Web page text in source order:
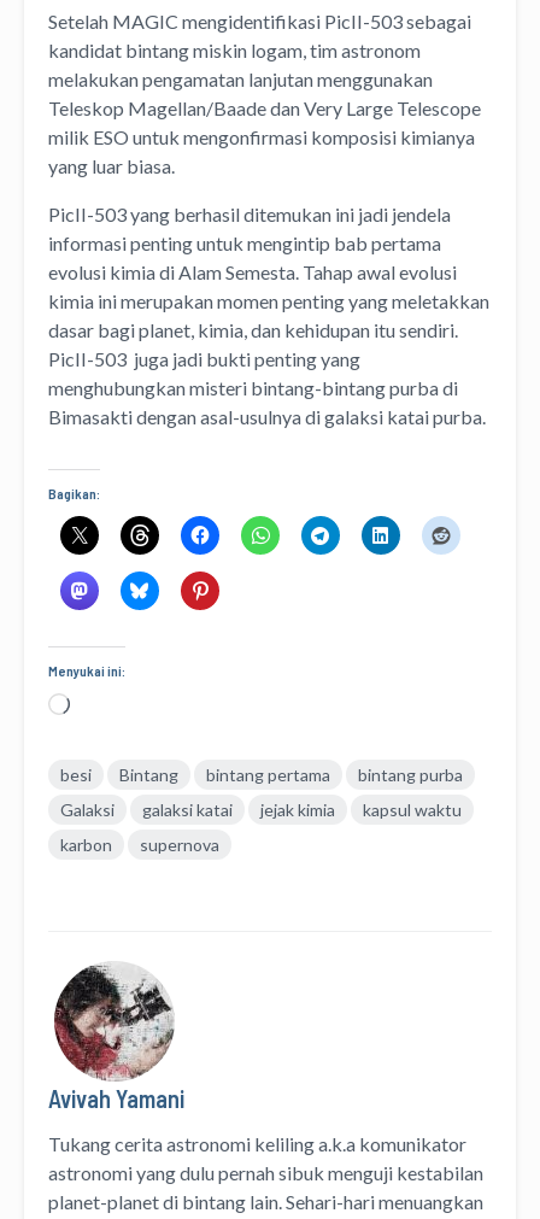
Setelah MAGIC mengidentifikasi PicII-503 sebagai
kandidat bintang miskin logam, tim astronom
melakukan pengamatan lanjutan menggunakan
Teleskop Magellan/Baade dan Very Large Telescope
milik ESO untuk mengonfirmasi komposisi kimianya
yang luar biasa.
PicII-503 yang berhasil ditemukan ini jadi jendela
informasi penting untuk mengintip bab pertama
evolusi kimia di Alam Semesta. Tahap awal evolusi
kimia ini merupakan momen penting yang meletakkan
dasar bagi planet, kimia, dan kehidupan itu sendiri.
PicII-503 juga jadi bukti penting yang
menghubungkan misteri bintang-bintang purba di
Bimasakti dengan asal-usulnya di galaksi katai purba.
Bagikan:
Menyukai ini:
Memuat...
besi Bintang bintang pertama
bintang purba
Galaksi
galaksi katai jejak kimia
kapsul waktu
karbon
supernova
Avivah Yamani
Tukang cerita astronomi kelilinga.k.a komunikator
astronomiyang dulu pernah sibuk menguji kestabilan
planet-planet di bintang lain. Sehari-hari menuangkan